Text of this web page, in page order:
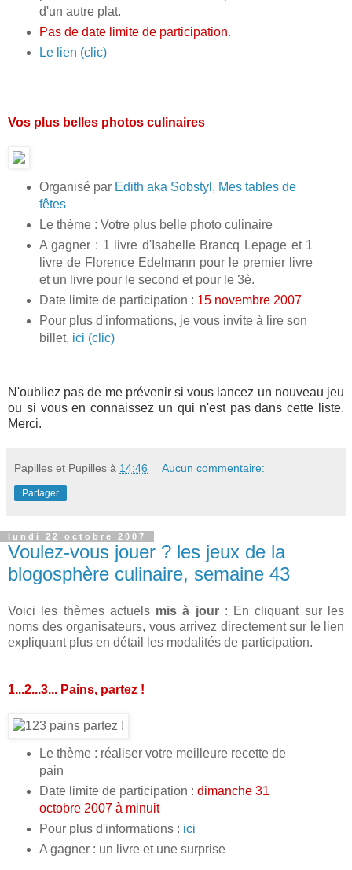
d'un autre plat.
Pas de date limite de participation.
Le lien (clic)
Vos plus belles photos culinaires
Organisé par Edith aka Sobstyl, Mes tables de
fêtes
Le thème : Votre plus belle photo culinaire
A gagner : 1 livre d'Isabelle Brancq Lepage et 1
livre de Florence Edelmann pour le premier livre
et un livre pour le second et pour le 3è.
Date limite de participation : 15 novembre 2007
Pour plus d'informations, je vous invite à lire son
billet, ici (clic)
N'oubliez pas de me prévenir si vous lancez un nouveau jeu
ou si vous en connaissez un qui n'est pas dans cette liste.
Merci.
Papilles et Pupilles à 14:46 Aucun commentaire:
Partager
lundi 22 octobre 2007
Voulez-vous jouer ? les jeux de la
blogosphère culinaire, semaine 43
Voici les thèmes actuels mis à jour: En cliquant sur les
noms des organisateurs, vous arrivez directement sur le lien
expliquant plus en détail les modalités de participation.
1...2...3... Pains, partez !
Le thème : réaliser votre meilleure recette de
pain
Date limite de participation : dimanche 31
octobre 2007 à minuit
Pour plus d'informations : ici
A gagner : un livre et une surprise